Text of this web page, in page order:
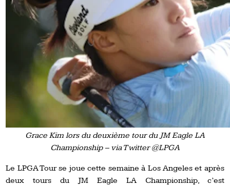
Grace Kim lors du deuxième tour du JM Eagle LA
Championship – via Twitter @LPGA
Le LPGA Tour se joue cette semaine à Los Angeles et après
deux tours du JM Eagle LA Championship, c’est